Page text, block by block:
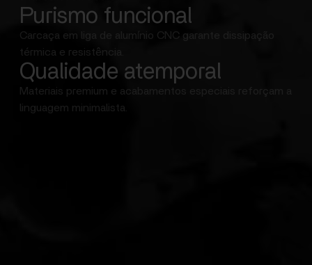
Purismo funcional
Carcaça em liga de alumínio CNC garante dissipação
térmica e resistência.
Qualidade atemporal
Materiais premium e acabamentos especiais reforçam a
linguagem minimalista.